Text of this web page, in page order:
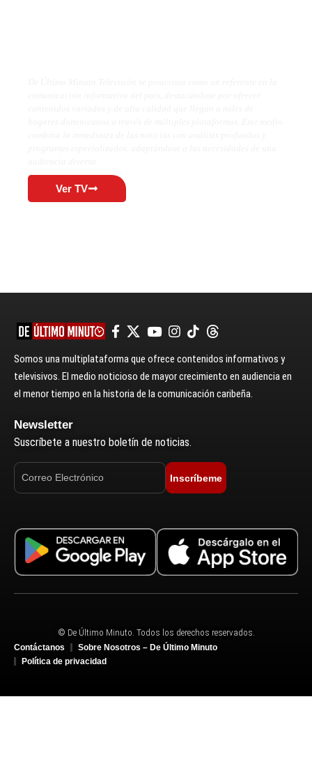
Ver TV
Somos una multiplataforma que ofrece contenidos informativos y
televisivos. El medio noticioso de mayor crecimiento en audiencia en
el menor tiempo en la historia de la comunicación caribeña.
Newsletter
Suscríbete a nuestro boletín de noticias.
Inscríbeme
© De Último Minuto. Todos los derechos reservados.
Contáctanos
Sobre Nosotros – De Último Minuto
Política de privacidad